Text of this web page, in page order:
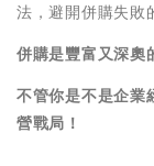
法，避開併購失敗
併購是豐富又深奧
不管你是不是企業
營戰局！